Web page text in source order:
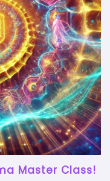
Master Class!